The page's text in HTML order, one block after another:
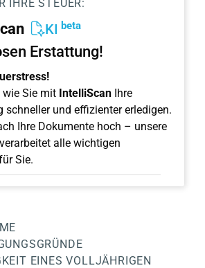
IHRE STEUER:
KI beta
Erstattung!
wie Sie mit IntelliScan Ihre
schneller und effizienter erledigen.
Ihre Dokumente hoch – unsere
alle wichtigen
Sie.
EINES VOLLJÄHRIGEN